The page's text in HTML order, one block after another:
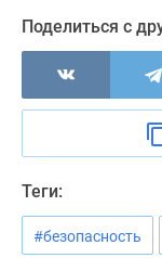
Поделиться с
Теги:
#безопасность